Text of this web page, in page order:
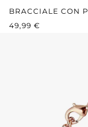
BRACCIALE CON
PREZZO
49,99 €